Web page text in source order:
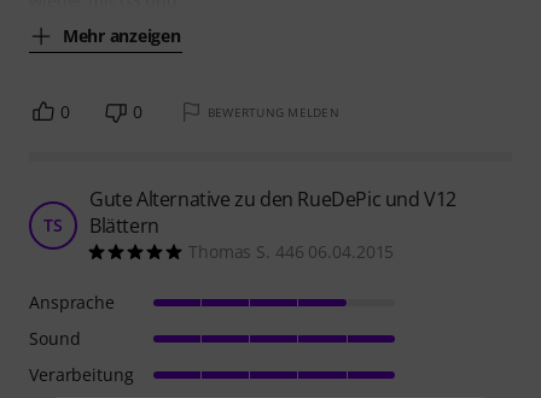
Mehr anzeigen
0 0 BEWERTUNG MELDEN
TS
Gute Alternative zu den RueDePic und V12
Blättern
Thomas S. 446 06.04.2015
Ansprache
Sound
Verarbeitung